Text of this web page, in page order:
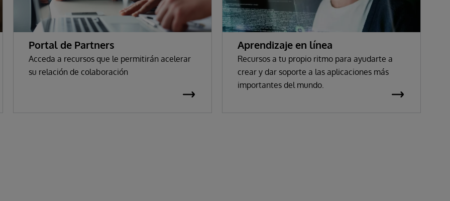
Portal de Partners
Acceda a recursos que le permitirán acelerar
su relación de colaboración
Aprendizaje en línea
Recursos a tu propio ritmo para ayudarte a
crear y dar soporte a las aplicaciones más
importantes del mundo.